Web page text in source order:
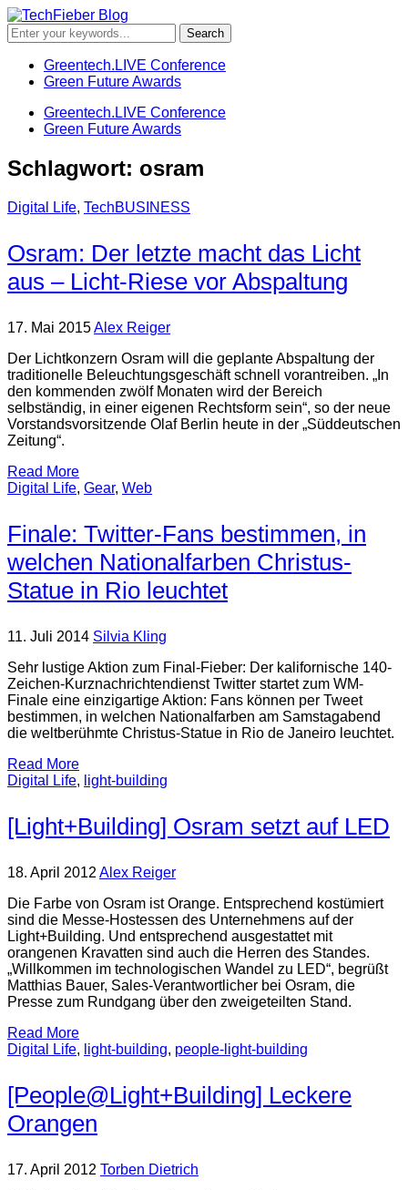
Greentech.LIVE Conference
Green Future Awards
Greentech.LIVE Conference
Green Future Awards
Schlagwort: osram
Digital Life, TechBUSINESS
Osram: Der letzte macht das Licht
aus – Licht-Riese vor Abspaltung
17. Mai 2015Alex Reiger
Der Lichtkonzern Osram will die geplante Abspaltung der
traditionelle Beleuchtungsgeschäft schnell vorantreiben. „In
den kommenden zwölf Monaten wird der Bereich
selbständig, in einer eigenen Rechtsform sein“, so der neue
Vorstandsvorsitzende Olaf Berlin heute in der „Süddeutschen
Zeitung“.
Read More
Digital Life, Gear, Web
Finale: Twitter-Fans bestimmen, in
welchen Nationalfarben Christus-
Statue in Rio leuchtet
11. Juli 2014 Silvia Kling
Sehr lustige Aktion zum Final-Fieber: Der kalifornische 140-
Zeichen-Kurznachrichtendienst Twitter startet zum WM-
Finale eine einzigartige Aktion: Fans können per Tweet
bestimmen, in welchen Nationalfarben am Samstagabend
die weltberühmte Christus-Statue in Rio de Janeiro leuchtet.
Read More
Digital Life, light-building
[Light+Building] Osram setzt auf LED
18. April 2012 Alex Reiger
Die Farbe von Osram ist Orange. Entsprechend kostümiert
sind die Messe-Hostessen des Unternehmens auf der
Light+Building. Und entsprechend ausgestattet mit
orangenen Kravatten sind auch die Herren des Standes.
„Willkommen im technologischen Wandel zu LED“, begrüßt
Matthias Bauer, Sales-Verantwortlicher bei Osram, die
Presse zum Rundgang über den zweigeteilten Stand.
Read More
Digital Life, light-building, people-light-building
[People@Light+Building] Leckere
Orangen
17. April 2012 Torben Dietrich